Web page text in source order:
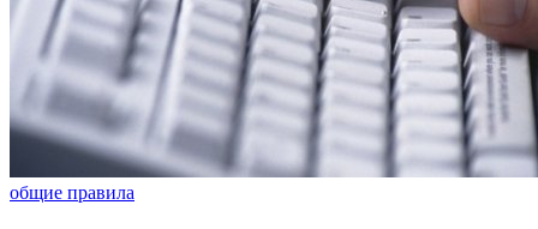
общие правила